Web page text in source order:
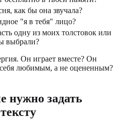
как бы она звучала?
"я в тебя" лицо?
одну из моих толстовок или
выбрали?
Он играет вместе? Он
себя любимым, а не оцененным?
нужно задать